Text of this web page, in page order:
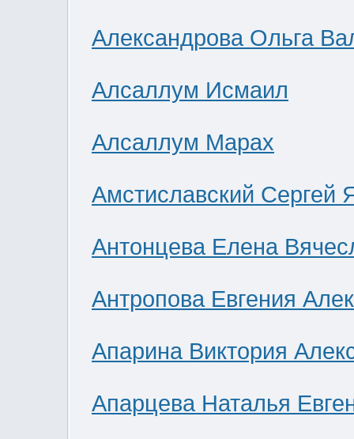
Александрова Ольга
Алсаллум Исмаил
Алсаллум Марах
Амстиславский Сергей
Антонцева Елена
Антропова Евгения
Апарина Виктория
Апарцева Наталья